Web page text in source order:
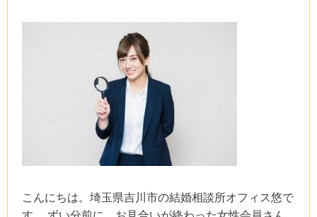
こんにちは。埼玉県吉川市の結婚相談所オフィス悠で